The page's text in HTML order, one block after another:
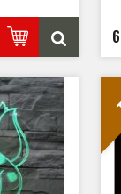
barvy.
na poslední
jej můžete
nebo k portu
baterií.
/ 24
hodin
v ložnici,
pokoji, baru,
atd jako